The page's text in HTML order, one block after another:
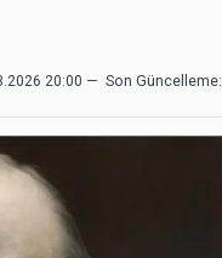
20:00 — Son Güncelleme: